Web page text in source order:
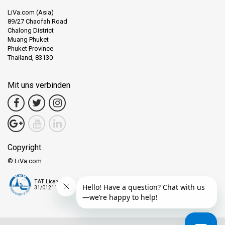
Wissenswertes:
Arunsiri ist günstig gelegen und somit von den meisten Teilen
Nature View Guesthouse bietet eine komfortable
Übernachtungsmöglichkeit.
Von Arunsiri aus können Reisende problemlos verschiedene
Transportmöglichkeiten nutzen, um zu beliebten Orten zu
gelangen. Krabi Town bietet eine reizvolle Mischung aus lokalen
erreichbar sind.
Englisch wird an der Arunsiri Sammelstelle häufig gesprochen,
LiVa.com (Asia)
89/27 Chaofah Road
Chalong District
Muang Phuket
Phuket Province
Thailand, 83130
Mit uns verbinden
Copyright .
© LiVa.com
TAT License
31/01211